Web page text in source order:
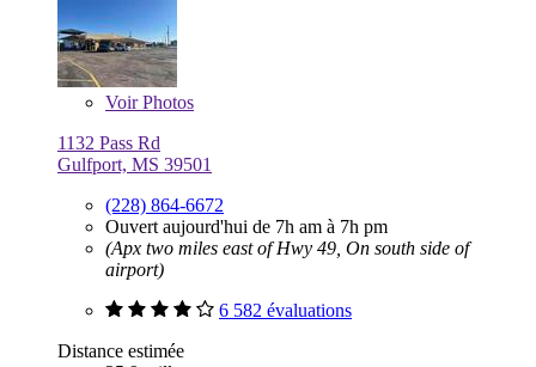
VoirPhotos
1132 Pass Rd
Gulfport, MS 39501
(228) 864-6672
Ouvert aujourd'hui de 7h am à 7h pm
(Apx two miles east of Hwy 49, On south side of
airport)
6 582 évaluations
Distance estimée